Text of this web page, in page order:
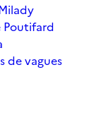
Poutifard
de vagues